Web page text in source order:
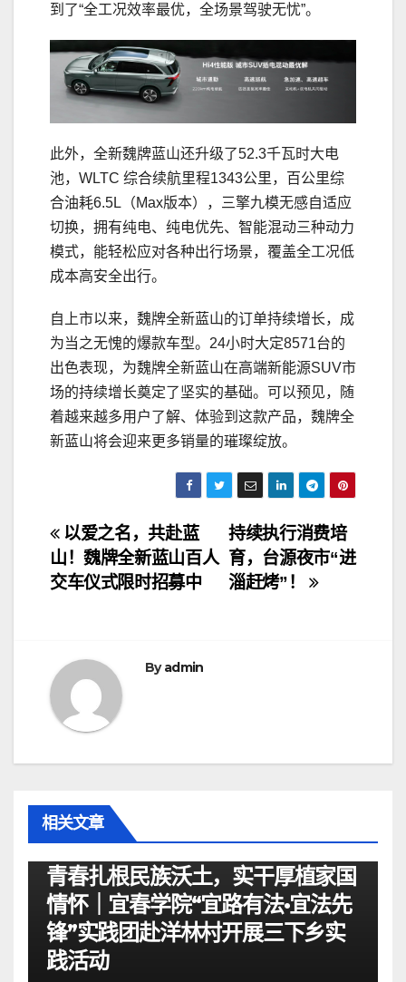
到了“全工况效率最优，全场景驾驶无忧”。
此外，全新魏牌蓝山还升级了52.3千瓦时大电
池，WLTC 综合续航里程1343公里，百公里综
合油耗6.5L（Max版本），三擎九模无感自适应
切换，拥有纯电、纯电优先、智能混动三种动力
模式，能轻松应对各种出行场景，覆盖全工况低
成本高安全出行。
自上市以来，魏牌全新蓝山的订单持续增长，成
为当之无愧的爆款车型。24小时大定8571台的
出色表现，为魏牌全新蓝山在高端新能源SUV市
场的持续增长奠定了坚实的基础。可以预见，随
着越来越多用户了解、体验到这款产品，魏牌全
新蓝山将会迎来更多销量的璀璨绽放。
文
章
航
持续执行消费培
育，台源夜市“进
淄赶烤”！
以爱之名，共赴蓝
山！魏牌全新蓝山百人
交车仪式限时招募中
Byadmin
相关文章
青春扎根民族沃土，实干厚植家国
情怀｜宜春学院“宜路有法•宜法先
锋”实践团赴洋林村开展三下乡实
践活动